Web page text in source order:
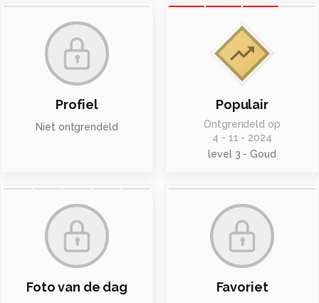
Profiel
Niet ontgrendeld
Populair
Ontgrendeld op
4 - 11 - 2024
level 3 - Goud
Foto van de dag Favoriet